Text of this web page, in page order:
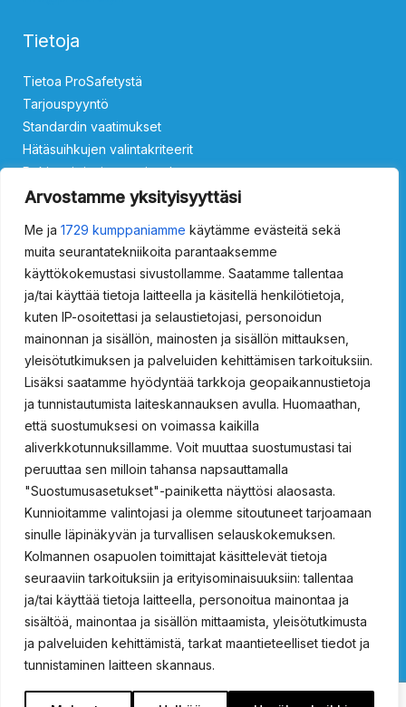
Arvostamme yksityisyyttäsi
Me ja 1729 kumppaniamme käytämme evästeitä sekä
muita seurantatekniikoita parantaaksemme
käyttökokemustasi sivustollamme. Saatamme tallentaa
ja/tai käyttää tietoja laitteella ja käsitellä henkilötietoja,
kuten IP-osoitettasi ja selaustietojasi, personoidun
mainonnan ja sisällön, mainosten ja sisällön mittauksen,
yleisötutkimuksen ja palveluiden kehittämisen tarkoituksiin.
Lisäksi saatamme hyödyntää tarkkoja geopaikannustietoja
ja tunnistautumista laiteskannauksen avulla. Huomaathan,
että suostumuksesi on voimassa kaikilla
aliverkkotunnuksillamme. Voit muuttaa suostumustasi tai
peruuttaa sen milloin tahansa napsauttamalla
"Suostumusasetukset"-painiketta näyttösi alaosasta.
Kunnioitamme valintojasi ja olemme sitoutuneet tarjoamaan
sinulle läpinäkyvän ja turvallisen selauskokemuksen.
Kolmannen osapuolen toimittajat käsittelevät tietoja
seuraaviin tarkoituksiin ja erityisominaisuuksiin: tallentaa
ja/tai käyttää tietoja laitteella, personoitua mainontaa ja
sisältöä, mainontaa ja sisällön mittaamista, yleisötutkimusta
ja palveluiden kehittämistä, tarkat maantieteelliset tiedot ja
tunnistaminen laitteen skannaus.
Tietoja
Tietoa ProSafetystä
Tarjouspyyntö
Standardin vaatimukset
Hätäsuihkujen valintakriteerit
Rekisteri- ja tietosuojaseloste
Ota yhteyttä
Silmäsuihkut
ProSafety 15011000 ProSafety 15011500ProSafety 15013000
ProSafety 15013500
Vartalosuihkut
ProSafety 15021000ProSafety 15021500
ProSafety 15024000ProSafety 15024020
ProSafety 15024500ProSafety 15024520
Hätäsuihkut ulkokäyttöön
Prosafety 15036150ProSafety 15036100
ProSafety 15036100EXProSafety 15036150EX
Yhdistelmäsuihkut
ProSafety 15031000 ProSafety 15031500ProSafety 15032000
ProSafety 15032500ProSafety 15034000
ProSafety 15034500